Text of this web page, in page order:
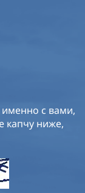
с вами,
капчу ниже,